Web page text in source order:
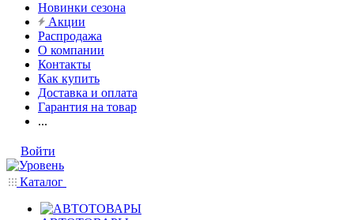
Новинки сезона
Акции
Распродажа
О компании
Контакты
Как купить
Доставка и оплата
Гарантия на товар
...
Войти
Каталог